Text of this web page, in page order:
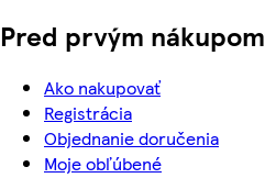
Pred prvým nákupom
Ako nakupovať
Registrácia
Objednanie doručenia
Moje obľúbené